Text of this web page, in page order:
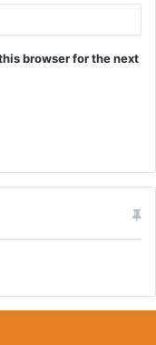
browser for the next